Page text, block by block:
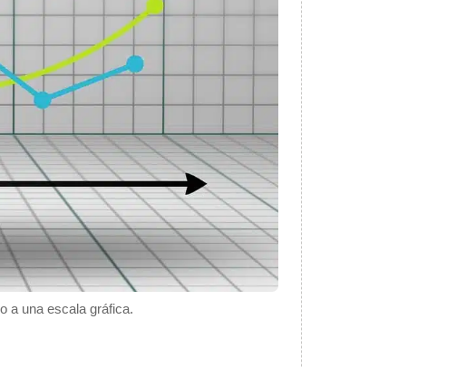
a una escala gráfica.